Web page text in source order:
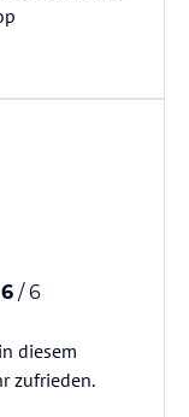
6 / 6
diesem
zufrieden.